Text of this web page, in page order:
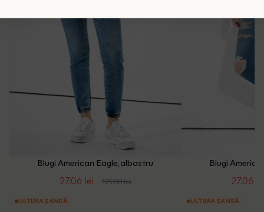
Blugi American Eagle, albastru
27.06 lei 129.00 lei
ULTIMA ȘANSĂ
Blugi
27.06
ULTIMA ȘANSĂ